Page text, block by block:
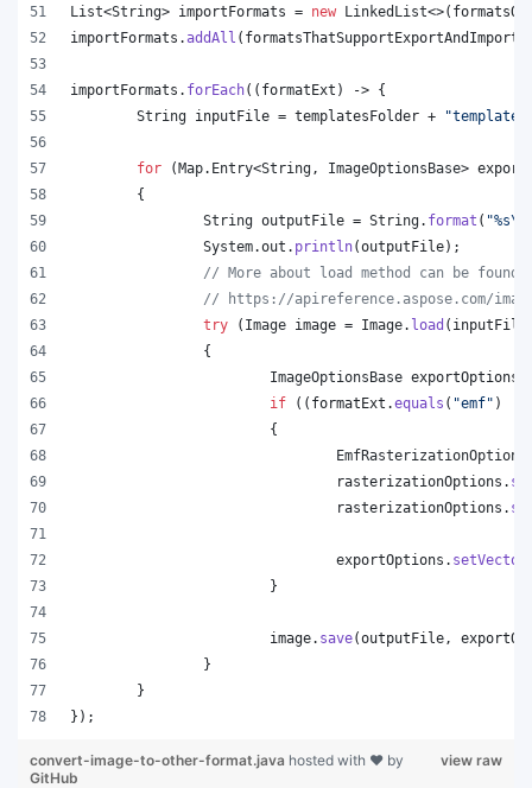
List<String> importFormats = new LinkedList<>(
importFormats .addAll ( formatsThatSupportExportAndImport
importFormats . forEach(( formatExt ) -> {
String inputFile = templatesFolder +
for (Map. Entry<String , ImageOptionsBase>
	{
String outputFile = String. format ( "%s\\
System.out . println(outputFile);
// More about load method can be found
// https://apireference.aspose.com/
try ( Image image = Image. load ( inputFile
		{
ImageOptionsBase exportOptions
if (( formatExt .equals ( "emf" )
			{
EmfRasterizationOptions
rasterizationOptions .
rasterizationOptions .
exportOptions .
			}
image. save(outputFile ,
		}
	}
});
view raw
convert-image-to-other-format.java hosted with ❤ by
GitHub